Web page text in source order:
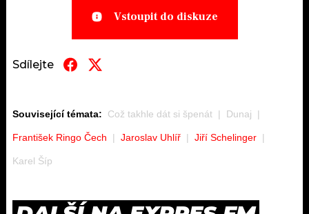
Vstoupit do diskuze
Sdílejte
Související témata: Což takhle dát si špenát Dunaj
František Ringo Čech Jaroslav Uhlíř Jiří Schelinger
Karel Šíp